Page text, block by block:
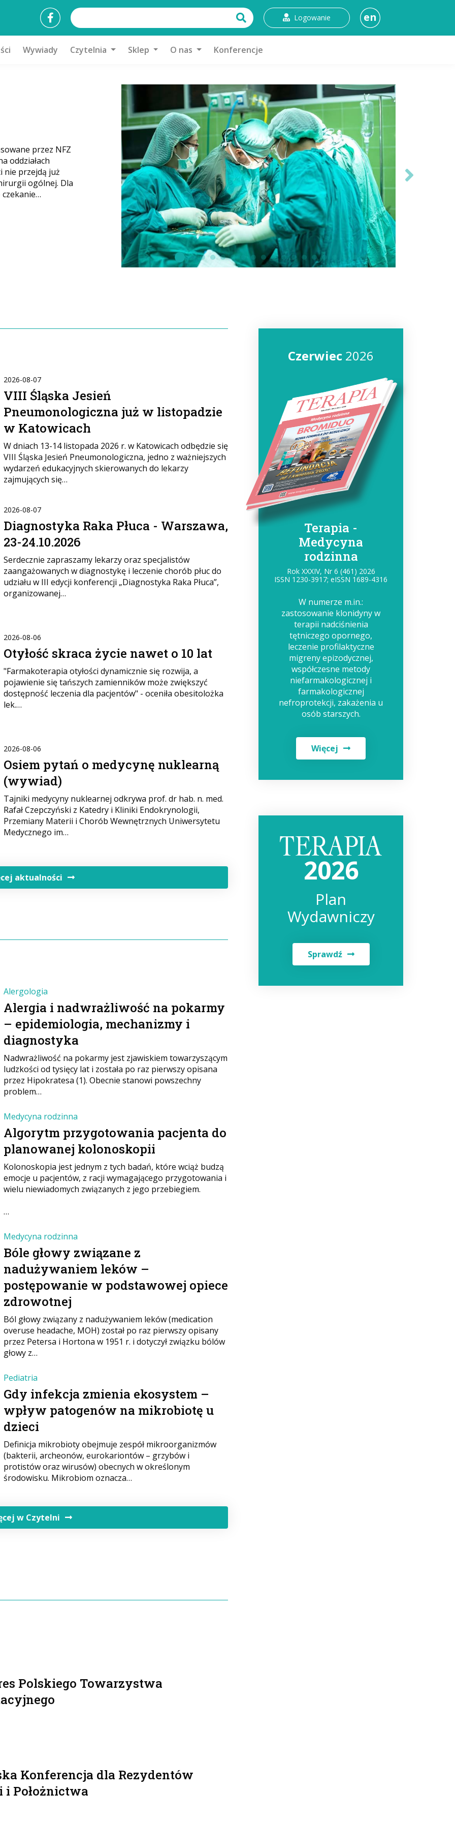
Logowanie en
Wywiady Czytelnia Sklep O nas Konferencje
szpitali, w
zdrowia.
w których
Next
2026-08-07
VIII Śląska Jesień
Pneumonologiczna już w listopadzie
w Katowicach
W dniach 13-14 listopada 2026 r. w Katowicach odbędzie się
VIII Śląska Jesień Pneumonologiczna, jedno z ważniejszych
wydarzeń edukacyjnych skierowanych do lekarzy
zajmujących się…
2026-08-07
Diagnostyka Raka Płuca - Warszawa,
23-24.10.2026
Serdecznie zapraszamy lekarzy oraz specjalistów
zaangażowanych w diagnostykę i leczenie chorób płuc do
udziału w III edycji konferencji „Diagnostyka Raka Płuca”,
organizowanej…
2026-08-06
Otyłość skraca życie nawet o 10 lat
"Farmakoterapia otyłości dynamicznie się rozwija, a
pojawienie się tańszych zamienników może zwiększyć
dostępność leczenia dla pacjentów" - oceniła obesitolożka
lek.…
2026-08-06
Osiem pytań o medycynę nuklearną
(wywiad)
Tajniki medycyny nuklearnej odkrywa prof. dr hab. n. med.
Rafał Czepczyński z Katedry i Kliniki Endokrynologii,
Przemiany Materii i Chorób Wewnętrznych Uniwersytetu
Medycznego im…
aktualności
Alergologia
Alergia i nadwrażliwość na pokarmy
– epidemiologia, mechanizmy i
diagnostyka
Nadwrażliwość na pokarmy jest zjawiskiem towarzyszącym
ludzkości od tysięcy lat i została po raz pierwszy opisana
przez Hipokratesa (1). Obecnie stanowi powszechny
problem…
Medycyna rodzinna
Algorytm przygotowania pacjenta do
planowanej kolonoskopii
Kolonoskopia jest jednym z tych badań, które wciąż budzą
emocje u pacjentów, z racji wymagającego przygotowania i
wielu niewiadomych związanych z jego przebiegiem.
…
Medycyna rodzinna
Bóle głowy związane z
nadużywaniem leków –
postępowanie w podstawowej opiece
zdrowotnej
Ból głowy związany z nadużywaniem leków (medication
overuse headache, MOH) został po raz pierwszy opisany
przez Petersa i Hortona w 1951 r. i dotyczył związku bólów
głowy z…
Pediatria
Gdy infekcja zmienia ekosystem –
wpływ patogenów na mikrobiotę u
dzieci
Definicja mikrobioty obejmuje zespół mikroorganizmów
(bakterii, archeonów, eurokariontów – grzybów i
protistów oraz wirusów) obecnych w określonym
środowisku. Mikrobiom oznacza…
w Czytelni
Polskiego Towarzystwa
Konferencja dla Rezydentów
i Położnictwa
Czerwiec 2026
Terapia -
Medycyna
rodzinna
Rok XXXIV, Nr 6 (461) 2026
ISSN 1230-3917; eISSN 1689-4316
W numerze m.in.:
zastosowanie klonidyny w
terapii nadciśnienia
tętniczego opornego,
leczenie profilaktyczne
migreny epizodycznej,
współczesne metody
niefarmakologicznej i
farmakologicznej
nefroprotekcji, zakażenia u
osób starszych.
Więcej
2026
Plan
Wydawniczy
Sprawdź